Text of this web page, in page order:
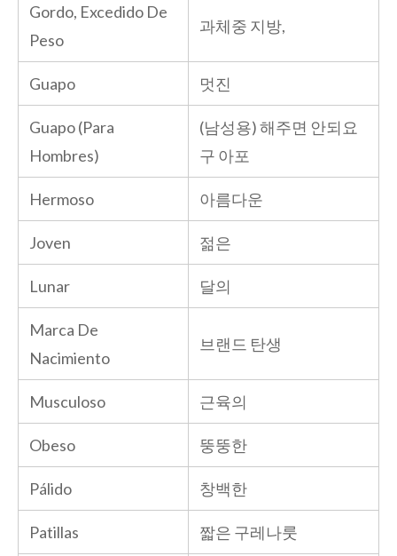
Gordo, Excedido De
Peso
과체중 지방,
Guapo 멋진
Guapo (Para
Hombres)
(남성용) 해주면 안되요
구 아포
Hermoso 아름다운
Joven 젊은
Lunar 달의
Marca De
Nacimiento
브랜드 탄생
Musculoso 근육의
Obeso 뚱뚱한
Pálido 창백한
Patillas 짧은 구레나룻